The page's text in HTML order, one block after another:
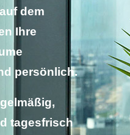
dem
Ihre
persönlich.
tagesfrisch